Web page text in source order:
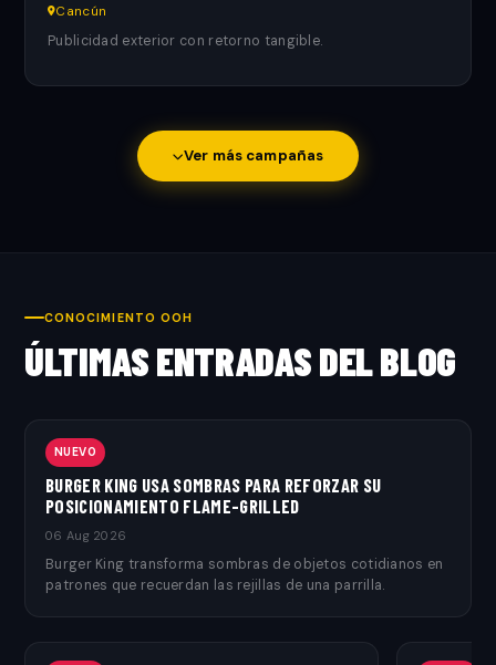
Cancún
Publicidad exterior con retorno tangible.
Ver más campañas
CONOCIMIENTO OOH
ÚLTIMAS ENTRADAS DEL BLOG
NUEVO
BURGER KING USA SOMBRAS PARA REFORZAR SU
POSICIONAMIENTO FLAME-GRILLED
06 Aug 2026
Burger King transforma sombras de objetos cotidianos en
patrones que recuerdan las rejillas de una parrilla.